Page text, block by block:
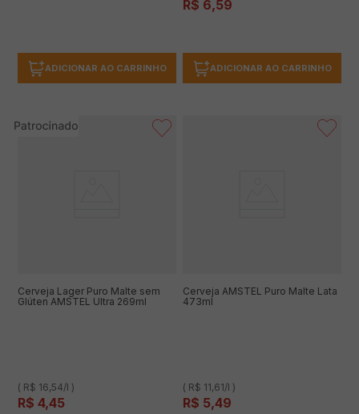
ADICIONAR AO CARRINHO
R$ 6,59
ADICIONAR AO CARRINHO
Cerveja Lager Puro Malte sem
Glúten AMSTEL Ultra 269ml
( R$ 16,54/l )
R$ 4,45
Cerveja AMSTEL Puro Malte Lata
473ml
( R$ 11,61/l )
R$ 5,49